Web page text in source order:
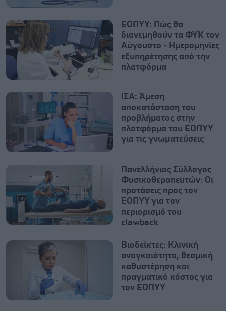
ΕΟΠΥΥ: Πώς θα
διανεμηθούν τα ΦΥΚ τον
Αύγουστο - Ημερομηνίες
εξυπηρέτησης από την
πλατφόρμα
ΙΣΑ: Άμεση
αποκατάσταση του
προβλήματος στην
πλατφόρμα του ΕΟΠΥΥ
για τις γνωματεύσεις
Πανελλήνιος Σύλλογος
Φυσικοθεραπευτών: Οι
προτάσεις προς τον
ΕΟΠΥΥ για τον
περιορισμό του
clawback
Βιοδείκτες: Kλινική
αναγκαιότητα, θεσμική
καθυστέρηση και
πραγματικό κόστος για
τον ΕΟΠΥΥ